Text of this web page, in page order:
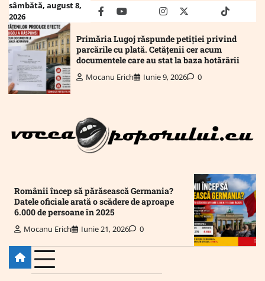
Skip
content
sâmbătă, august 8,
2026
facebookyoutubeMailinstagram
twitter truthtiktok
Primăria Lugoj răspunde petiției privind
parcările cu plată. Cetățenii cer acum
documentele care au stat la baza hotărârii
Mocanu Erich Iunie 9, 2026 0
Românii încep să părăsească Germania?
Datele oficiale arată o scădere de aproape
6.000 de persoane în 2025
Mocanu Erich Iunie 21, 2026 0